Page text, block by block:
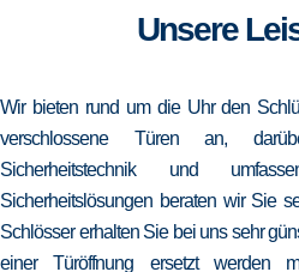
Unsere
Wir bieten rund um die Uhr den
verschlossene Türen an,
Sicherheitstechnik und
Sicherheitslösungen beraten wir Sie
Schlösser erhalten Sie bei uns sehr
einer Türöffnung ersetzt werden